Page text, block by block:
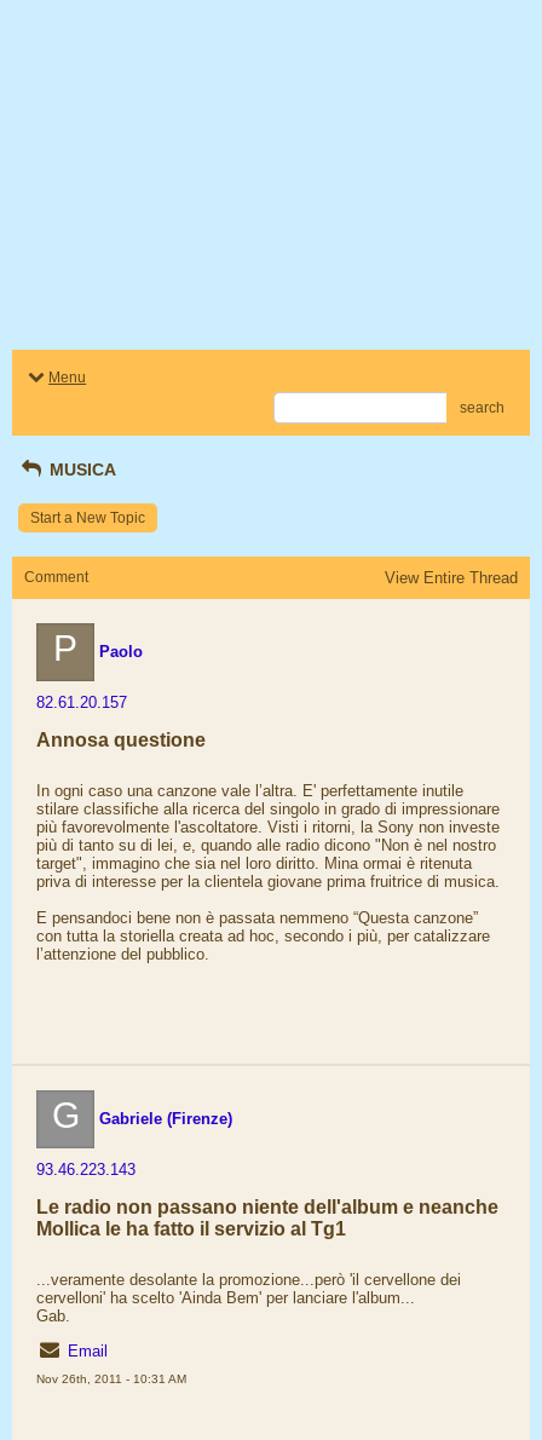
Menu
search
MUSICA
Start a New Topic
Comment View Entire Thread
P Paolo
82.61.20.157
Annosa questione
In ogni caso una canzone vale l’altra. E' perfettamente inutile
stilare classifiche alla ricerca del singolo in grado di impressionare
più favorevolmente l'ascoltatore. Visti i ritorni, la Sony non investe
più di tanto su di lei, e, quando alle radio dicono "Non è nel nostro
target", immagino che sia nel loro diritto. Mina ormai è ritenuta
priva di interesse per la clientela giovane prima fruitrice di musica.
E pensandoci bene non è passata nemmeno “Questa canzone”
con tutta la storiella creata ad hoc, secondo i più, per catalizzare
l’attenzione del pubblico.
G Gabriele (Firenze)
93.46.223.143
Le radio non passano niente dell'album e neanche
Mollica le ha fatto il servizio al Tg1
...veramente desolante la promozione...però 'il cervellone dei
cervelloni' ha scelto 'Ainda Bem' per lanciare l'album...
Gab.
Email
Nov 26th, 2011 - 10:31 AM